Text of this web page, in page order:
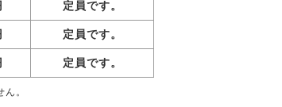
定員です。
定員です。
定員です。
。